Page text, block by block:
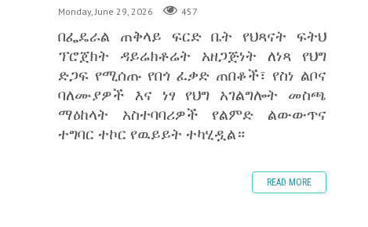
Monday, June 29, 2026 457
በፌዴራል ጠቅላይ ፍርድ ቤት የህጻናት ፍትህ
ፕሮጀክት ዳይሬክቶሬት አዘጋጅነት ለነጻ የህግ
ድጋፍ የሚሰጡ የበጎ ፈቃድ ጠበቆች፣ የስነ ልቦና
ባለሙያዎች እና ነፃ የህግ አገልግሎት መስጫ
ማዕከላት አስተባባሪዎች የልምድ ልውውጥና
ተግባር ተኮር የዉይይት ተካሂዷል።
READ MORE